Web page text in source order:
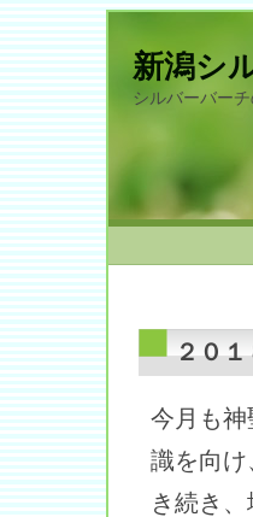
新潟シ
シルバーバー
２０
今月も
識を向
き続き